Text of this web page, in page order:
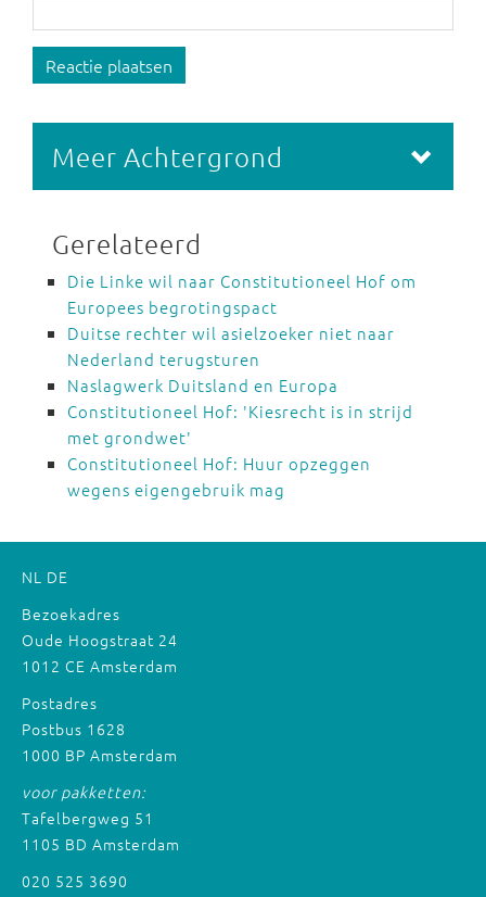
Reactie plaatsen
Meer Achtergrond
Gerelateerd
Die Linke wil naar Constitutioneel Hof om
Europees begrotingspact
Duitse rechter wil asielzoeker niet naar
Nederland terugsturen
Naslagwerk Duitsland en Europa
Constitutioneel Hof: 'Kiesrecht is in strijd
met grondwet'
Constitutioneel Hof: Huur opzeggen
wegens eigengebruik mag
NL DE
Bezoekadres
Oude Hoogstraat 24
1012 CE Amsterdam
Postadres
Postbus 1628
1000 BP Amsterdam
voor pakketten:
Tafelbergweg 51
1105 BD Amsterdam
020 525 3690